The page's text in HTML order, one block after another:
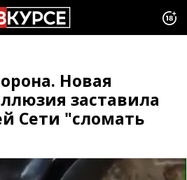
Новая
заставила
Сети "сломать